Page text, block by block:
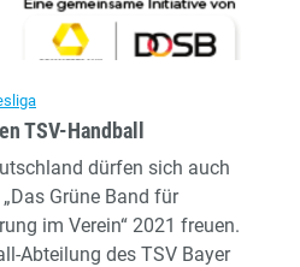
TSV-Handball
dürfen sich auch
Grüne Band für
im Verein“ 2021 freuen.
Abteilung des TSV Bayer